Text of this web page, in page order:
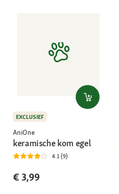
EXCLUSIEF
AniOne
keramische kom egel
4.1 (9)
€ 3,99